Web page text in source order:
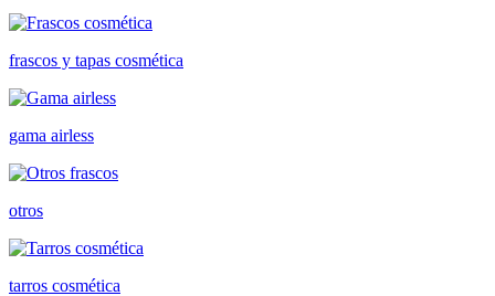
frascos y tapas cosmética
gama airless
otros
tarros cosmética